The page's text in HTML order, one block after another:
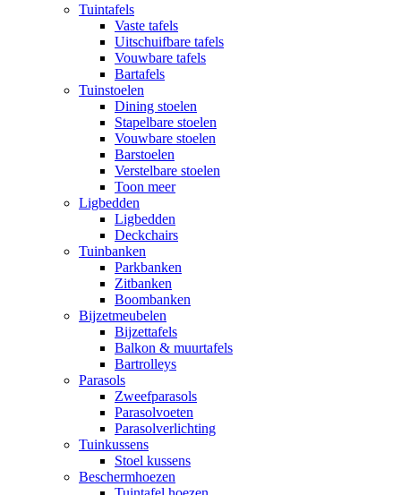
Tuintafels
Vaste tafels
Uitschuifbare tafels
Vouwbare tafels
Bartafels
Tuinstoelen
Dining stoelen
Stapelbare stoelen
Vouwbare stoelen
Barstoelen
Verstelbare stoelen
Toon meer
Ligbedden
Ligbedden
Deckchairs
Tuinbanken
Parkbanken
Zitbanken
Boombanken
Bijzetmeubelen
Bijzettafels
Balkon & muurtafels
Bartrolleys
Parasols
Zweefparasols
Parasolvoeten
Parasolverlichting
Tuinkussens
Stoel kussens
Beschermhoezen